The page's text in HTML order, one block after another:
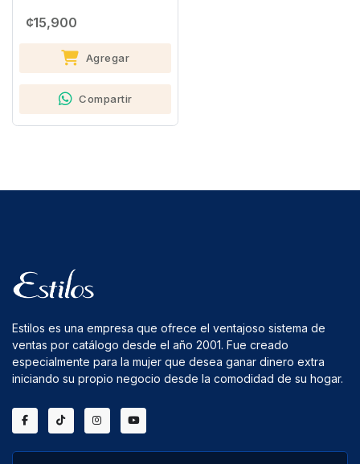
¢15,900
Agregar
Compartir
Estilos es una empresa que ofrece el ventajoso sistema de
ventas por catálogo desde el año 2001. Fue creado
especialmente para la mujer que desea ganar dinero extra
iniciando su propio negocio desde la comodidad de su hogar.